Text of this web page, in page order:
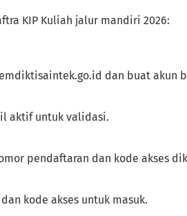
KIP Kuliah jalur mandiri 2026:
dan buat akun
aktif untuk validasi.
pendaftaran dan kode akses
kode akses untuk masuk.